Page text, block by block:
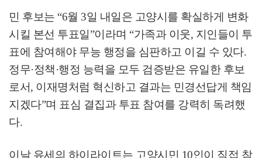
민 후보는 “6월 3일 내일은 고양시를 확실하게 변화
시킬 본선 투표일”이라며 “가족과 이웃, 지인들이 투
표에 참여해야 무능 행정을 심판하고 이길 수 있다.
정무·정책·행정 능력을 모두 검증받은 유일한 후보
로서, 이재명처럼 혁신하고 결과는 민경선답게 책임
지겠다”며 표심 결집과 투표 참여를 강력히 독려했
다.
이날 유세의 하이라이트는 고양시민 10인이 직접 참